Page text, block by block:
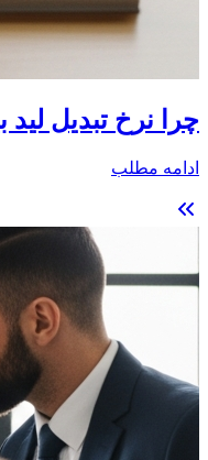
چرا نرخ تبدیل لید
ادامه مطلب